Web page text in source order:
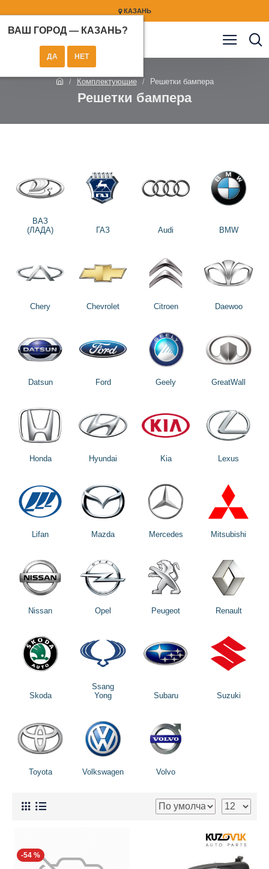
КАЗАНЬ
ВАШ ГОРОД — КАЗАНЬ?
Комплектующие Решетки бампера
Решетки бампера
ВАЗ
(ЛАДА)
ГАЗ Audi BMW
Chery Chevrolet Citroen Daewoo
Datsun Ford Geely GreatWall
Honda Hyundai Kia Lexus
Lifan Mazda Mercedes Mitsubishi
Nissan Opel Peugeot Renault
Skoda
Ssang
Yong
Subaru Suzuki
Toyota Volkswagen Volvo
-54 %